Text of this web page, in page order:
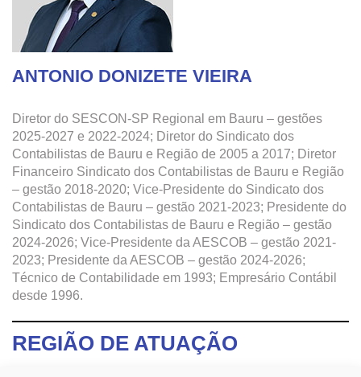
ANTONIO DONIZETE VIEIRA
Diretor do SESCON-SP Regional em Bauru – gestões
2025-2027 e 2022-2024; Diretor do Sindicato dos
Contabilistas de Bauru e Região de 2005 a 2017; Diretor
Financeiro Sindicato dos Contabilistas de Bauru e Região
– gestão 2018-2020; Vice-Presidente do Sindicato dos
Contabilistas de Bauru – gestão 2021-2023; Presidente do
Sindicato dos Contabilistas de Bauru e Região – gestão
2024-2026; Vice-Presidente da AESCOB – gestão 2021-
2023; Presidente da AESCOB – gestão 2024-2026;
Técnico de Contabilidade em 1993; Empresário Contábil
desde 1996.
REGIÃO DE ATUAÇÃO